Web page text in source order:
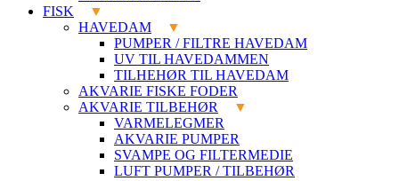
FISK
HAVEDAM
PUMPER / FILTRE HAVEDAM
UV TIL HAVEDAMMEN
TILHEHØR TIL HAVEDAM
AKVARIE FISKE FODER
AKVARIE TILBEHØR
VARMELEGMER
AKVARIE PUMPER
SVAMPE OG FILTERMEDIE
LUFT PUMPER / TILBEHØR